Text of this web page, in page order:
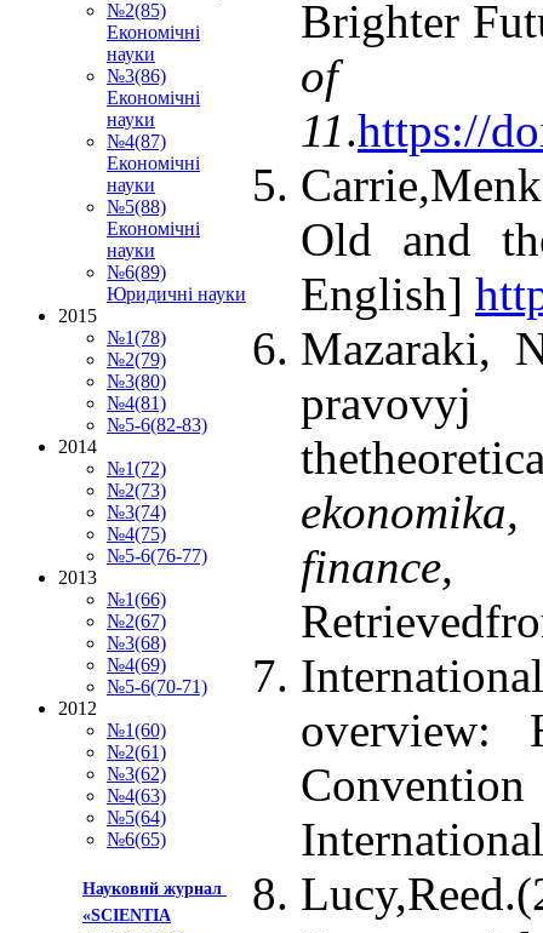
Brighter
of
11.https://
Old and
English]
Mazaraki,
finance
overview:
№2(85)
Економічні
науки
№3(86)
Економічні
науки
№4(87)
Економічні
науки
№5(88)
Економічні
науки
№6(89)
Юридичні науки
2015
№1(78)
№2(79)
№3(80)
№4(81)
№5-6(82-83)
2014
№1(72)
№2(73)
№3(74)
№4(75)
№5-6(76-77)
2013
№1(66)
№2(67)
№3(68)
№4(69)
№5-6(70-71)
2012
№1(60)
№2(61)
№3(62)
№4(63)
№5(64)
№6(65)
Науковий журнал
«SCIENTIA